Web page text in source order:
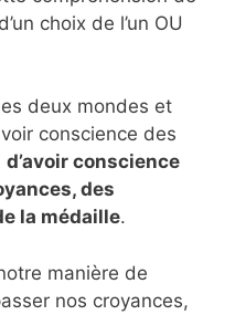
choix de l’un OU
deux mondes et
conscience des
d’avoir conscience
des
la médaille.
manière de
nos croyances,